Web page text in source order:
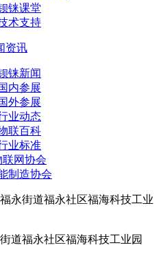
铼课堂
术支持
资讯
铼新闻
内参展
外参展
业动态
联百科
业标准
联网协会
制造协会
永街道福永社区福海科技工业
道福永社区福海科技工业园